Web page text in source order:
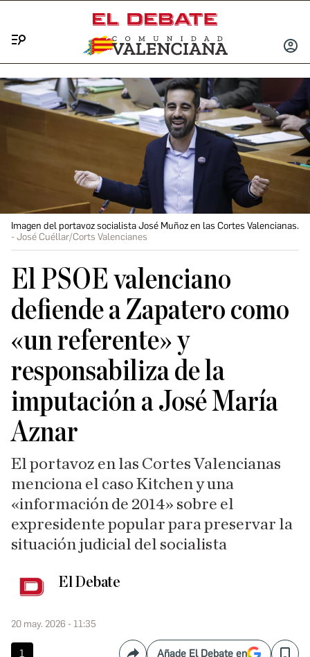
INICIAR
Imagen del portavoz socialista José Muñoz en las Cortes Valencianas.
José Cuéllar/Corts Valencianes
El PSOE valenciano
defiende a Zapatero como
«un referente» y
responsabiliza de la
imputación a José María
Aznar
El portavoz en las Cortes Valencianas
menciona el caso Kitchen y una
«información de 2014» sobre el
expresidente popular para preservar la
situación judicial del socialista
El Debate
20 may. 2026 - 11:35
1 Añade El Debate en